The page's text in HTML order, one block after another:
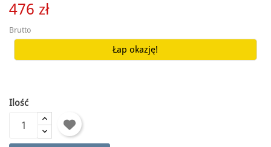
476 zł
Brutto
Łap okazję!
Ilość